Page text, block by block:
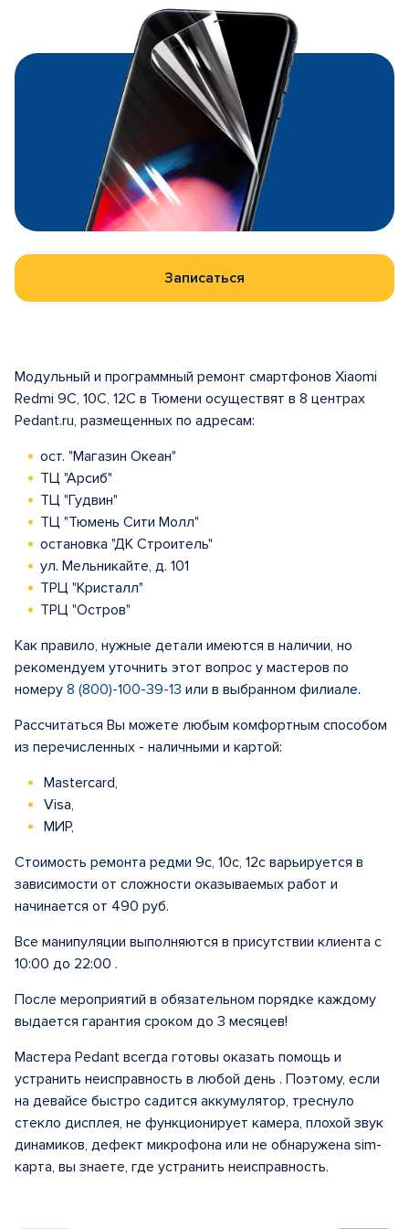
Записаться
Модульный и программный ремонт смартфонов Xiaomi
Redmi 9C, 10C, 12C в Тюмени осуществят в 8 центрах
Pedant.ru, размещенных по адресам:
ост. "Магазин Океан"
ТЦ "Арсиб"
ТЦ "Гудвин"
ТЦ "Тюмень Сити Молл"
остановка "ДК Строитель"
ул. Мельникайте, д. 101
ТРЦ "Кристалл"
ТРЦ "Остров"
Как правило, нужные детали имеются в наличии, но
рекомендуем уточнить этот вопрос у мастеров по
номеру 8 (800)-100-39-13 или в выбранном филиале.
Рассчитаться Вы можете любым комфортным способом
из перечисленных - наличными и картой:
Mastercard,
Visa,
МИР,
Стоимость ремонта редми 9с, 10с, 12с варьируется в
зависимости от сложности оказываемых работ и
начинается от 490 руб.
Все манипуляции выполняются в присутствии клиента с
10:00 до 22:00 .
После мероприятий в обязательном порядке каждому
выдается гарантия сроком до 3 месяцев!
Мастера Pedant всегда готовы оказать помощь и
устранить неисправность в любой день . Поэтому, если
на девайсе быстро садится аккумулятор, треснуло
стекло дисплея, не функционирует камера, плохой звук
динамиков, дефект микрофона или не обнаружена sim-
карта, вы знаете, где устранить неисправность.